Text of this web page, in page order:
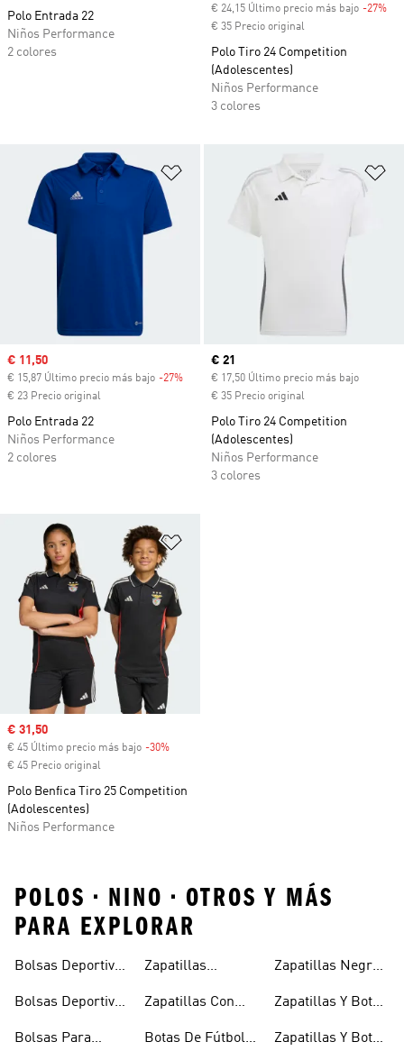
Polo Entrada 22
Niños Performance
2 colores
€ 24,15 Último precio más bajo -27%
€ 35 Precio original
Polo Tiro 24 Competition
(Adolescentes)
Niños Performance
3 colores
Añadir a la lista de deseos
Precio de venta
€ 11,50
€ 15,87 Último precio más bajo -27% Descuento
€ 23 Precio original
Polo Entrada 22
Niños Performance
2 colores
Precio actual
€ 21
€ 17,50 Último precio más bajo
€ 35 Precio original
Polo Tiro 24 Competition
(Adolescentes)
Niños Performance
3 colores
Precio de venta
€ 31,50
€ 45 Último precio más bajo -30%
€ 45 Precio original
Polo Benfica Tiro 25 Competition
(Adolescentes)
Niños Performance
POLOS • NINO • OTROS Y MÁS
PARA EXPLORAR
Bolsas Deportivas
Bolsas Deportivas
Bolsas Para
Niñas
Zapatillas
Niños
Zapatillas Con
Niños
Botas De Fútbol
Zapatillas Negras
Zapatillas Y Botas
Zapatillas Y Botas